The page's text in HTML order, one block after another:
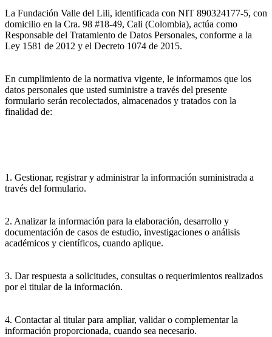
La Fundación Valle del Lili, identificada con NIT 890324177-5, con
domicilio en la Cra. 98 #18-49, Cali (Colombia), actúa como
Responsable del Tratamiento de Datos Personales, conforme a la
Ley 1581 de 2012 y el Decreto 1074 de 2015.
En cumplimiento de la normativa vigente, le informamos que los
datos personales que usted suministre a través del presente
formulario serán recolectados, almacenados y tratados con la
finalidad de:
1. Gestionar, registrar y administrar la información suministrada a
través del formulario.
2. Analizar la información para la elaboración, desarrollo y
documentación de casos de estudio, investigaciones o análisis
académicos y científicos, cuando aplique.
3. Dar respuesta a solicitudes, consultas o requerimientos realizados
por el titular de la información.
4. Contactar al titular para ampliar, validar o complementar la
información proporcionada, cuando sea necesario.